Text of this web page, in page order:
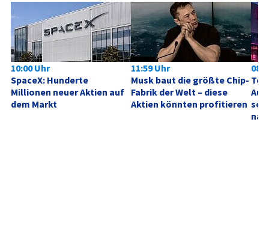
10:00 Uhr
SpaceX: Hunderte
Millionen neuer Aktien auf
dem Markt
11:59 Uhr
Musk baut die größte Chip-
Fabrik der Welt – diese
Aktien könnten profitieren